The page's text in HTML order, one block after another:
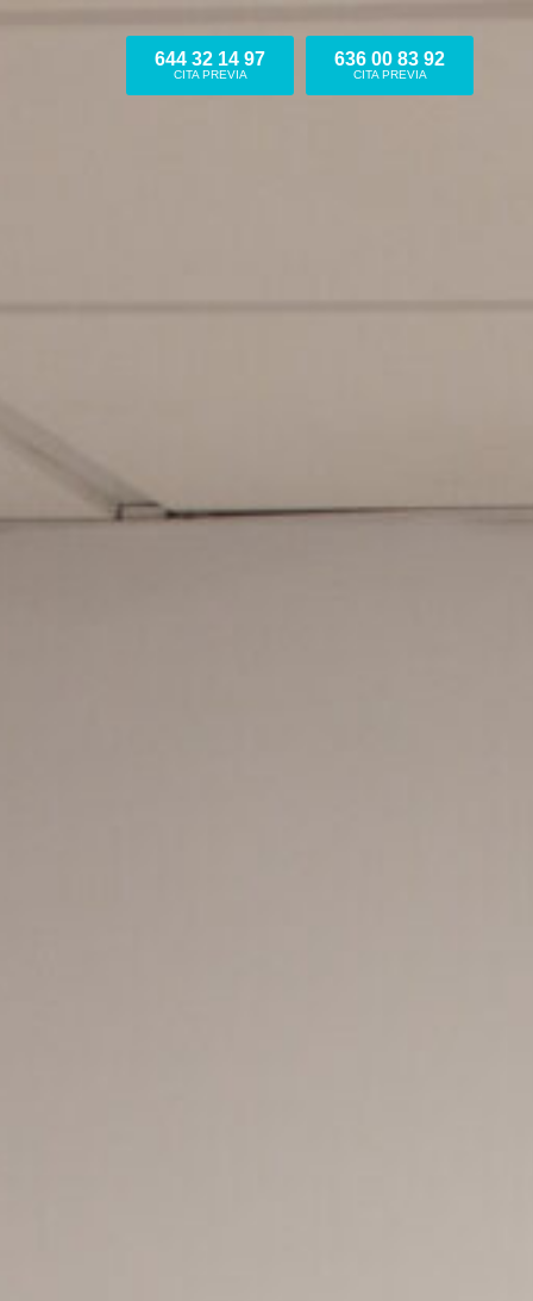
644 32 14 97
CITA PREVIA
636 00 83 92
CITA PREVIA